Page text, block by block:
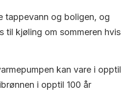
tappevann og boligen, og
til kjøling om sommeren hvis
kan vare i opptil
i opptil 100 år